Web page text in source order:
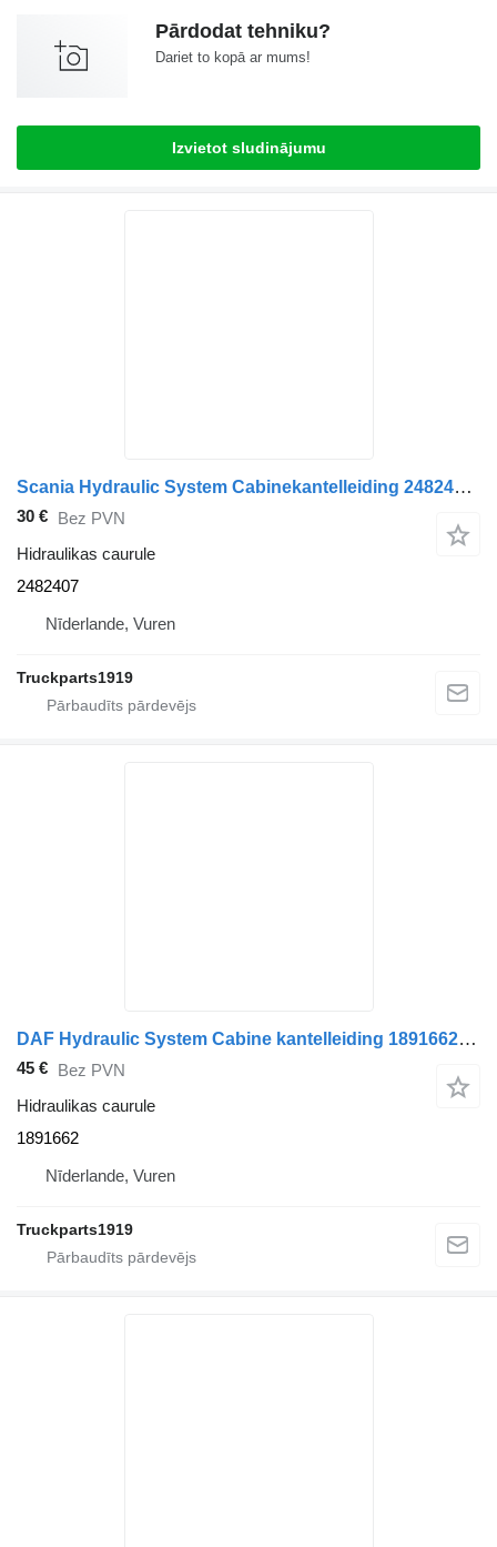
Pārdodat tehniku?
Dariet to kopā ar mums!
Izvietot sludinājumu
Scania Hydraulic System Cabinekantelleiding 2482407 hidraulikas caurule paredzēts kravas automašīnas
30 € Bez PVN
Hidraulikas caurule
2482407
Nīderlande, Vuren
Truckparts1919
DAF Hydraulic System Cabine kantelleiding 1891662 hidraulikas caurule paredzēts kravas automašīnas
45 € Bez PVN
Hidraulikas caurule
1891662
Nīderlande, Vuren
Truckparts1919